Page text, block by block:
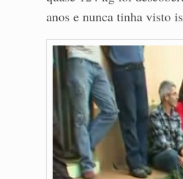
anos e nunca tinha visto